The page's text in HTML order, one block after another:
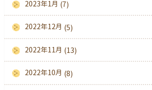
2023年1月 (7)
2022年12月 (5)
2022年11月 (13)
2022年10月 (8)